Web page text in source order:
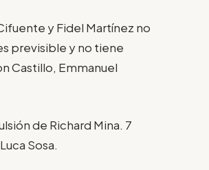
y Fidel Martínez no
previsible y no tiene
Castillo, Emmanuel
de Richard Mina. 7
Sosa.